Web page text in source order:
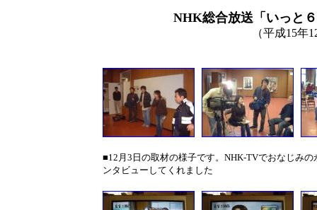
NHK総合放送「いっと
（平成15年
■12月3日の取材の様子です。NHK-TVでおなじみの
ンタビューしてくれました